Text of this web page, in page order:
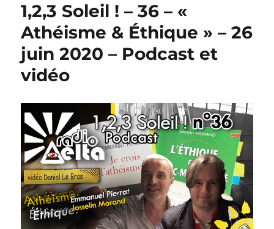
1,2,3 Soleil ! – 36 – «
Athéisme & Éthique » – 26
juin 2020 – Podcast et
vidéo